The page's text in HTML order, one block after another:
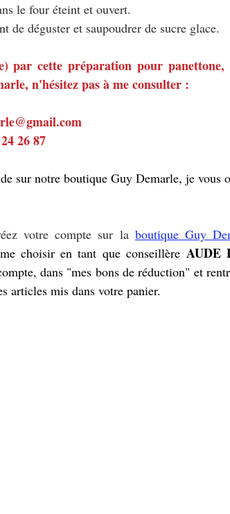
le four éteint et ouvert.
de déguster et saupoudrer de sucre glace.
par cette préparation pour
n'hésitez pas à me consulter :
26 87
sur notre boutique Guy Demarle, je vous
votre compte sur la boutique Guy
choisir en tant que conseillère AUDE
dans "mes bons de réduction" et
articles mis dans votre panier.